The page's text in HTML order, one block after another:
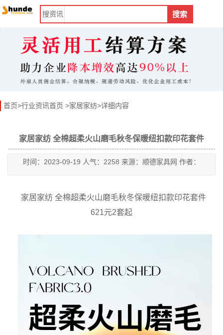
搜资讯 搜索
首页>行业资讯首页 >家居家纺>详细内容
家居家纺 全棉超柔火山磨毛秋冬保暖纽扣款印花套件
时间：2023-09-19 人气：2258 来源：顺德家具网 作者：
家居家纺 全棉超柔火山磨毛秋冬保暖纽扣款印花套件
621元2套起